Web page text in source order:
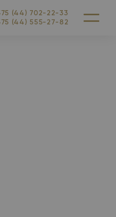
(44) 702-22-33
(44) 555-27-82
Меню